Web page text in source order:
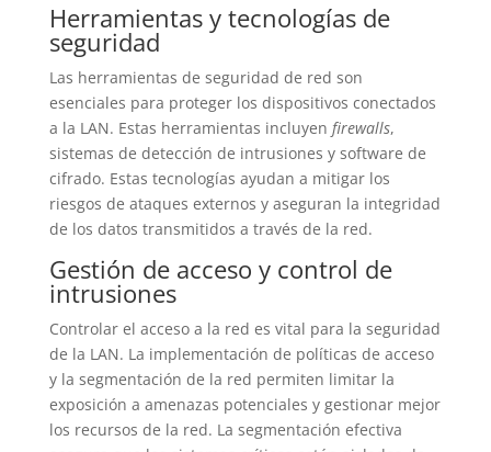
Herramientas y tecnologías de
seguridad
Las herramientas de seguridad de red son
esenciales para proteger los dispositivos conectados
a la LAN. Estas herramientas incluyen firewalls,
sistemas de detección de intrusiones y software de
cifrado. Estas tecnologías ayudan a mitigar los
riesgos de ataques externos y aseguran la integridad
de los datos transmitidos a través de la red.
Gestión de acceso y control de
intrusiones
Controlar el acceso a la red es vital para la seguridad
de la LAN. La implementación de políticas de acceso
y la segmentación de la red permiten limitar la
exposición a amenazas potenciales y gestionar mejor
los recursos de la red. La segmentación efectiva